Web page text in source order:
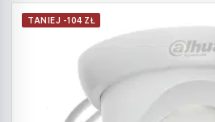
TANIEJ -104 ZŁ